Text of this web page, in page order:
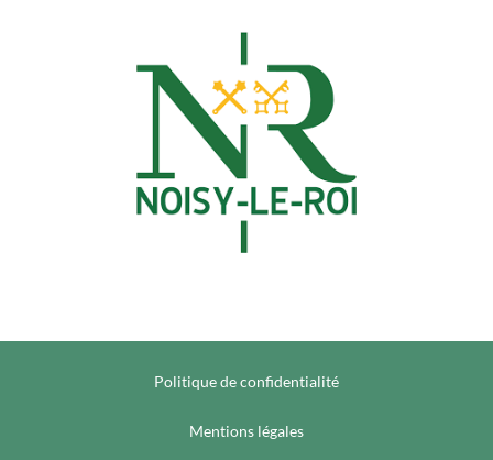
Politique de confidentialité
Mentions légales